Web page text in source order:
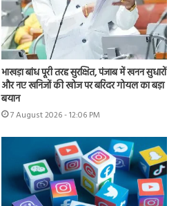
भाखड़ा बांध पूरी तरह सुरक्षित, पंजाब में खनन सुधारों
और नए खनिजों की खोज पर बरिंदर गोयल का बड़ा
बयान
7 August 2026 - 12:06 PM